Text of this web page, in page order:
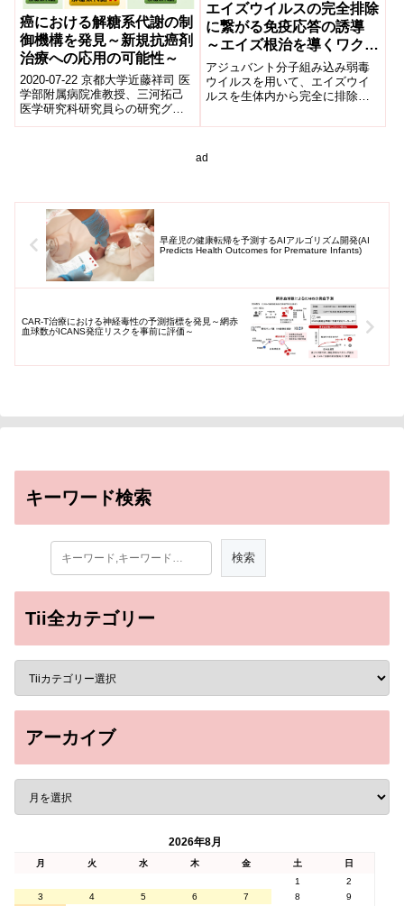
癌における解糖系代謝の制
御機構を発見～新規抗癌剤
治療への応用の可能性～
2020-07-22 京都大学近藤祥司 医
学部附属病院准教授、三河拓己
医学研究科研究員らの研究グル
ープは、発癌における解糖系代
エイズウイルスの完全排除
に繋がる免疫応答の誘導
～エイズ根治を導くワクチ
ン療法の開発～
アジュバント分子組み込み弱毒
ウイルスを用いて、エイズウイ
ルスを生体内から完全に排除す
ad
早産児の健康転帰を予測するAIアルゴリズム開発(AI
Predicts Health Outcomes for Premature Infants)
CAR-T治療における神経毒性の予測指標を発見～網赤
血球数がICANS発症リスクを事前に評価～
キーワード検索
Tii全カテゴリー
アーカイブ
2026年8月
月 火 水 木 金 土
日
1
2
3
4 5 6 7 8
9